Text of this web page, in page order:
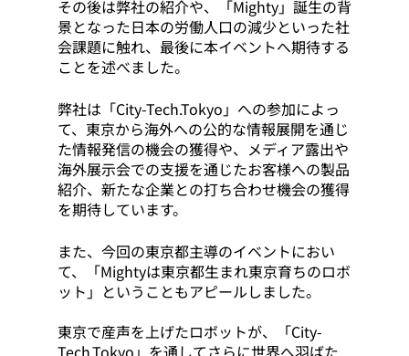
その後は弊社の紹介や、「Mighty」誕生の背
景となった日本の労働人口の減少といった社
会課題に触れ、最後に本イベントへ期待する
ことを述べました。
弊社は「City-Tech.Tokyo」への参加によっ
て、東京から海外への公的な情報展開を通じ
た情報発信の機会の獲得や、メディア露出や
海外展示会での支援を通じたお客様への製品
紹介、新たな企業との打ち合わせ機会の獲得
を期待しています。
また、今回の東京都主導のイベントにおい
て、「Mightyは東京都生まれ東京育ちのロボ
ット」ということもアピールしました。
東京で産声を上げたロボットが、「City-